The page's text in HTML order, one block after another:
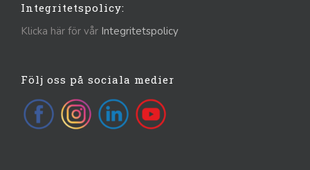
Integritetspolicy:
Klicka här för vår Integritetspolicy
Följ oss på sociala medier